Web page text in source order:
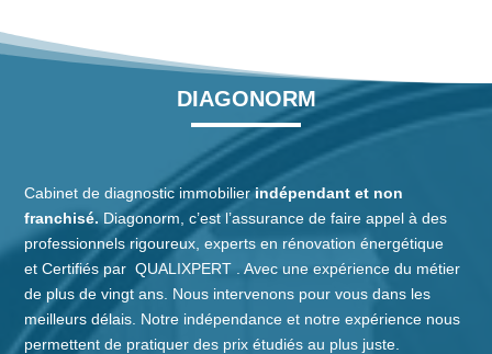
DIAGONORM
Cabinet de diagnostic immobilierindépendant et non
franchisé. Diagonorm, c’est l’assurance de faire appel à des
professionnels rigoureux, experts en rénovation énergétique
etCertifiés parQUALIXPERT . Avec une expérience du métier
de plus de vingt ans. Nous intervenons pour vous dans les
meilleurs délais. Notre indépendance et notre expérience nous
permettent de pratiquer des prix étudiés au plus juste.